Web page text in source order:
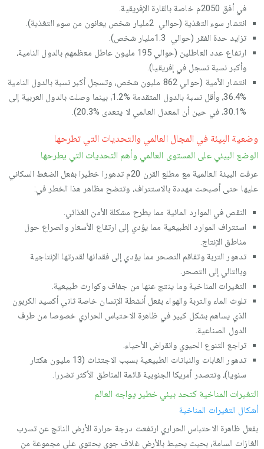
في أفق 2050م خاصة بالقارة الإفريقية.
انتشار سوء التغذية (حوالي 2مليار شخص يعانون من سوء التغذية).
تزايد حدة الفقر (حوالي 1.3مليار شخص).
ارتفاع عدد العاطلين (حوالي 195 مليون عاطل معظمهم بالدول النامية،
وأكبر نسبة تسجل في إفريقيا).
انتشار الأمية (حوالي 862 مليون شخص، وتسجل أكبر نسبة بالدول النامية
%36.4، وأقل نسبة بالدول المتقدمة %1.2، بينما وصلت بالدول العربية إلى
%30.1، في حين أن المعدل العالمي لا يتعدى %20.3).
وضعية البيئة في المجال العالمي والتحديات التي تطرحها
الوضع البيئي على المستوى العالمي وأهم التحديات التي يطرحها
عرفت البيئة العالمية مع مطلع القرن 20م تدهورا خطيرا بفعل الضغط السكاني
عليها حتى أصبحت مهددة بالاستتراف، وتتضح مظاهر هذا الخطر في:
النقص في الموارد المائية مما يطرح مشكلة الأمن الغذائي.
استتراف الموارد الطبيعية مما يؤدي إلى ارتفاع الأسعار والصراع حول
مناطق الإنتاج.
تدهور التربة وتفاقم التصحر مما يؤدي إلى فقدانها لقدرتها الإنتاجية
وبالتالي إلى التصحر.
التغيرات المناخية وما ينتج عنها من جفاف وكوارث طبيعية.
تلوث الماء والتربة والهواء بفعل أنشطة الإنسان خاصة ثاني أكسيد الكربون
الذي يساهم بشكل كبير في ظاهرة الاحتباس الحراري خصوصا من طرف
الدول الصناعية.
تراجع التنوع الحيوي وانقراض الأحياء.
تدهور الغابات والنباتات الطبيعية بسبب الاجتثاث (13 مليون هكتار
سنويا)، وتتصدر أمريكا الجنوبية قائمة المناطق الأكثر تضررا.
التغيرات المناخية كتحد بيئي خطير يواجه العالم
أشكال التغيرات المناخية
بفعل ظاهرة الاحتباس الحراري ارتفعت درجة حرارة الأرض الناتج عن تسرب
الغازات السامة، بحيث يحيط بالأرض غلاف جوي يحتوي على مجموعة من